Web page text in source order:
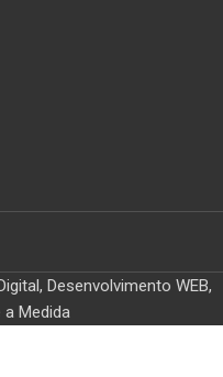
Desenvolvimento WEB,
Medida